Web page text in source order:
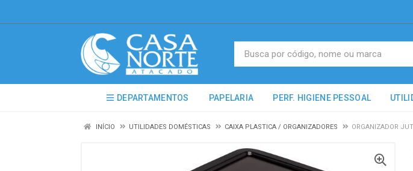
DEPARTAMENTOS PAPELARIA PERF. HIGIENE PESSOAL
INÍCIO UTILIDADES DOMÉSTICAS CAIXA PLASTICA / ORGANIZADORES ORGANIZADOR